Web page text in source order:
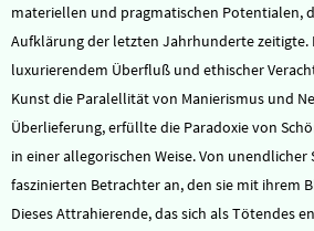
materiellen und pragmatischen Potentialen,
Aufklärung der letzten Jahrhunderte zeitigte.
luxurierendem Überfluß und ethischer
Kunst die Paralellität von Manierismus und
Überlieferung, erfüllte die Paradoxie von
in einer allegorischen Weise. Von unendlicher
faszinierten Betrachter an, den sie mit ihrem
Dieses Attrahierende, das sich als Tötendes